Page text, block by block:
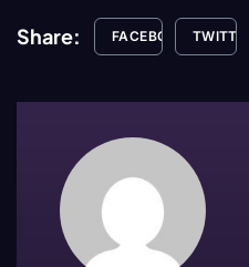
Share: FACEBOOK TWITTER